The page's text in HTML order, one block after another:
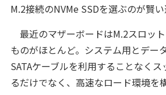
M.2接続のNVMe SSDを選ぶのが賢い
最近のマザーボードはM.2スロッ
ものがほとんど。システム用とデー
SATAケーブルを利用することなく
るだけでなく、高速なロード環境を